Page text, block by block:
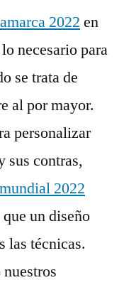
2022 en
necesario para
se trata de
al por mayor.
personalizar
sus contras,
2022
un diseño
las técnicas.